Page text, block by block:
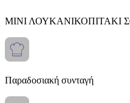
ΜΙΝΙ ΛΟΥΚΑΝΙΚΟΠΙΤΑΚΙ
Παραδοσιακή συνταγή